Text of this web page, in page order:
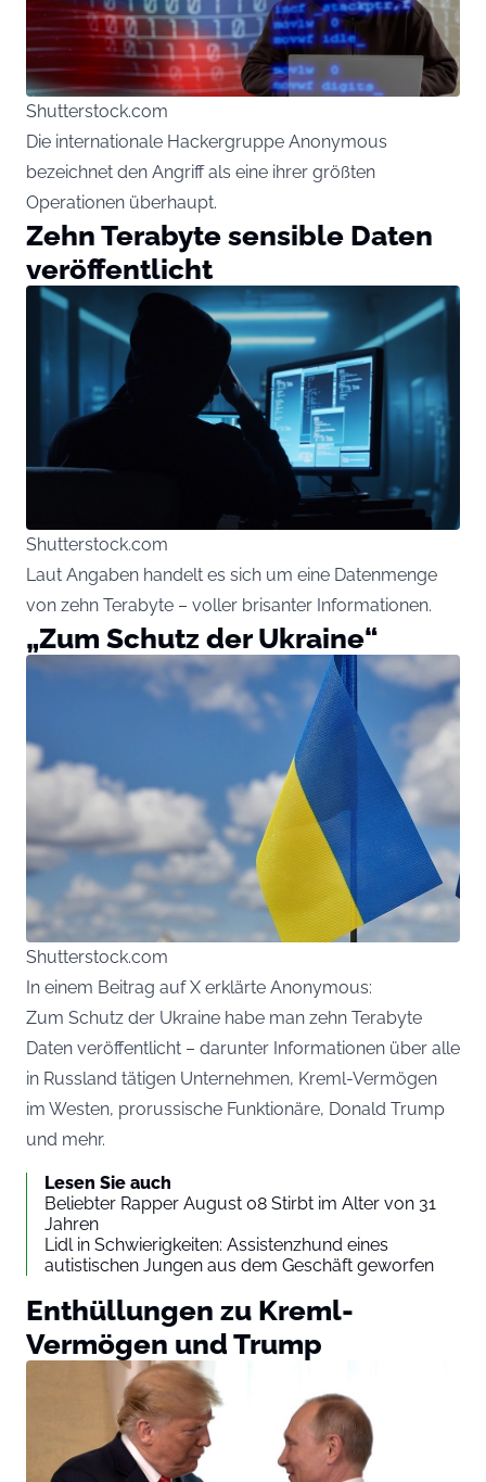
Shutterstock.com
Die internationale Hackergruppe Anonymous
bezeichnet den Angriff als eine ihrer größten
Operationen überhaupt.
Zehn Terabyte sensible Daten
veröffentlicht
Shutterstock.com
Laut Angaben handelt es sich um eine Datenmenge
von zehn Terabyte – voller brisanter Informationen.
„Zum Schutz der Ukraine“
Shutterstock.com
In einem Beitrag auf X erklärte Anonymous:
Zum Schutz der Ukraine habe man zehn Terabyte
Daten veröffentlicht – darunter Informationen über alle
in Russland tätigen Unternehmen, Kreml-Vermögen
im Westen, prorussische Funktionäre, Donald Trump
und mehr.
Lesen Sie auch
Beliebter Rapper August 08 Stirbt im Alter von 31
Jahren
Lidl in Schwierigkeiten: Assistenzhund eines
autistischen Jungen aus dem Geschäft geworfen
Enthüllungen zu Kreml-
Vermögen und Trump